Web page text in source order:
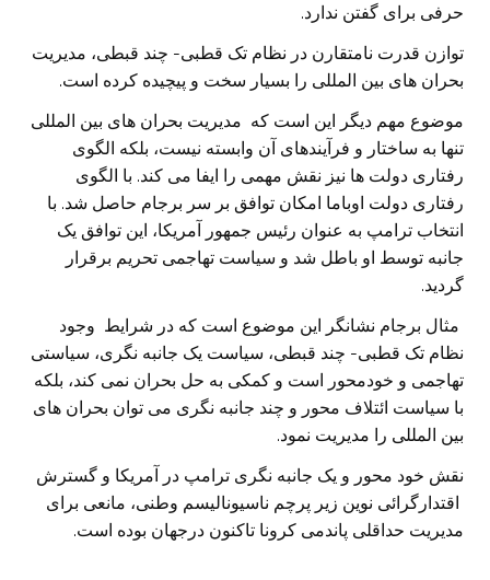
حرفی برای گفتن ندارد.
توازن قدرت نامتقارن در نظام تک قطبی- چند قبطی، مدیریت
بحران های بین المللی را بسیار سخت و پیچیده کرده است.
موضوع مهم دیگر این است که مدیریت بحران های بین المللی
تنها به ساختار و فرآیندهای آن وابسته نیست، بلکه الگوی
رفتاری دولت ها نیز نقش مهمی را ایفا می کند. با الگوی
رفتاری دولت اوباما امکان توافق بر سر برجام حاصل شد. با
انتخاب ترامپ به عنوان رئیس جمهور آمریکا، این توافق یک
جانبه توسط او باطل شد و سیاست تهاجمی تحریم برقرار
گردید.
مثال برجام نشانگر این موضوع است که در شرایط وجود
نظام تک قطبی- چند قبطی، سیاست یک جانبه نگری، سیاستی
تهاجمی و خودمحور است و کمکی به حل بحران نمی کند، بلکه
با سیاست ائتلاف محور و چند جانبه نگری می توان بحران های
بین المللی را مدیریت نمود.
نقش خود محور و یک جانبه نگری ترامپ در آمریکا و گسترش
اقتدارگرائی نوین زیر پرچم ناسیونالیسم وطنی، مانعی برای
مدیریت حداقلی پاندمی کرونا تاکنون درجهان بوده است.